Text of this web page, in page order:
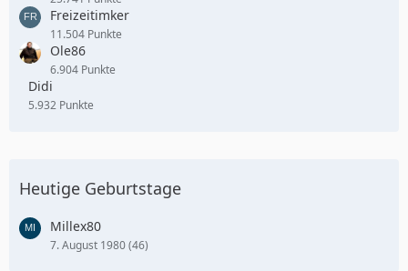
Freizeitimker
11.504 Punkte
Ole86
6.904 Punkte
Didi
5.932 Punkte
Heutige Geburtstage
Millex80
7. August 1980 (46)